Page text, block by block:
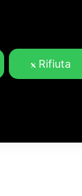
Rifiuta